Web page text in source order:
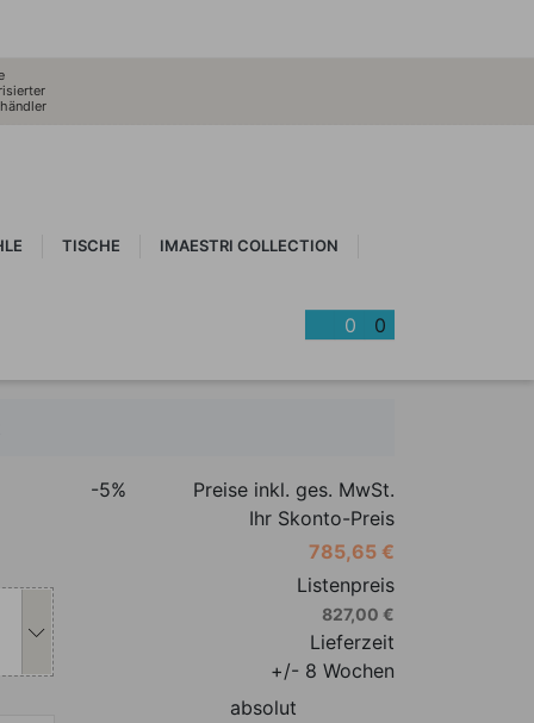
TISCHE IMAESTRI COLLECTION
0 0
Produkt individuell anpassen
-5%
Preise inkl. ges. MwSt.
Ihr Skonto-Preis
785,65 €
Listenpreis
827,00 €
Lieferzeit
+/- 8 Wochen
absolut